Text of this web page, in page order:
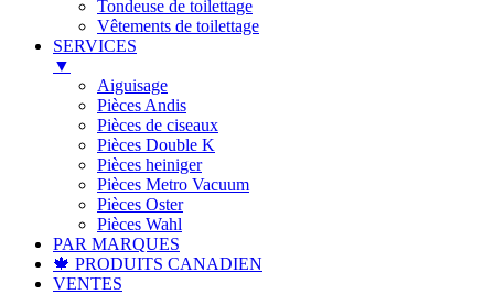
Tondeuse de toilettage
Vêtements de toilettage
SERVICES
▼
Aiguisage
Pièces Andis
Pièces de ciseaux
Pièces Double K
Pièces heiniger
Pièces Metro Vacuum
Pièces Oster
Pièces Wahl
PAR MARQUES
🍁 PRODUITS CANADIEN
VENTES